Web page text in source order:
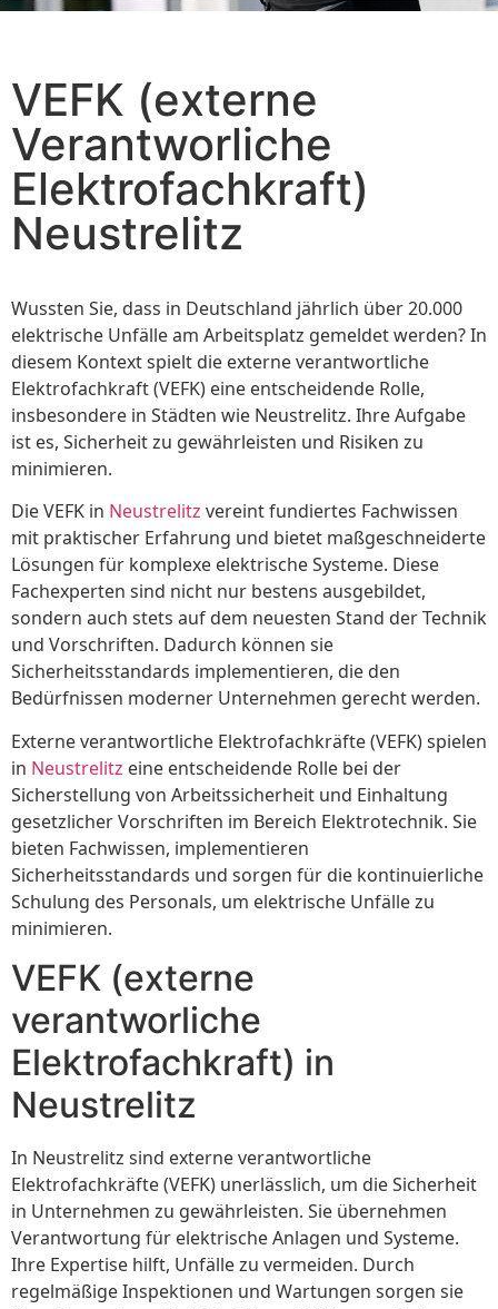
VEFK (externe
Verantworliche
Elektrofachkraft)
Neustrelitz
Wussten Sie, dass in Deutschland jährlich über 20.000
elektrische Unfälle am Arbeitsplatz gemeldet werden? In
diesem Kontext spielt die externe verantwortliche
Elektrofachkraft (VEFK) eine entscheidende Rolle,
insbesondere in Städten wie Neustrelitz. Ihre Aufgabe
ist es, Sicherheit zu gewährleisten und Risiken zu
minimieren.
Die VEFK in Neustrelitz vereint fundiertes Fachwissen
mit praktischer Erfahrung und bietet maßgeschneiderte
Lösungen für komplexe elektrische Systeme. Diese
Fachexperten sind nicht nur bestens ausgebildet,
sondern auch stets auf dem neuesten Stand der Technik
und Vorschriften. Dadurch können sie
Sicherheitsstandards implementieren, die den
Bedürfnissen moderner Unternehmen gerecht werden.
Externe verantwortliche Elektrofachkräfte (VEFK) spielen
in Neustrelitz eine entscheidende Rolle bei der
Sicherstellung von Arbeitssicherheit und Einhaltung
gesetzlicher Vorschriften im Bereich Elektrotechnik. Sie
bieten Fachwissen, implementieren
Sicherheitsstandards und sorgen für die kontinuierliche
Schulung des Personals, um elektrische Unfälle zu
minimieren.
VEFK (externe
verantworliche
Elektrofachkraft) in
Neustrelitz
In Neustrelitz sind externe verantwortliche
Elektrofachkräfte (VEFK) unerlässlich, um die Sicherheit
in Unternehmen zu gewährleisten. Sie übernehmen
Verantwortung für elektrische Anlagen und Systeme.
Ihre Expertise hilft, Unfälle zu vermeiden. Durch
regelmäßige Inspektionen und Wartungen sorgen sie